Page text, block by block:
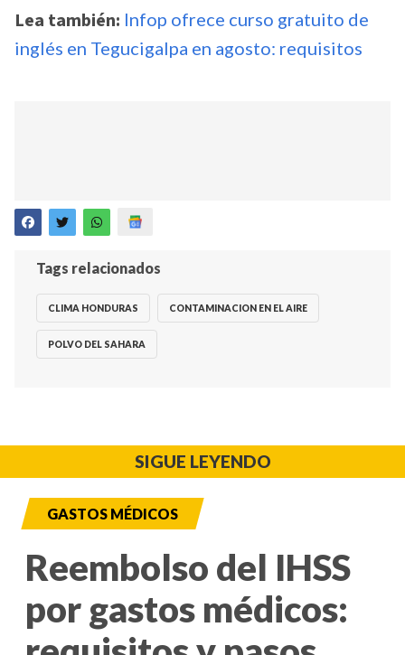
Lea también: Infop ofrece curso gratuito de
inglés en Tegucigalpa en agosto: requisitos
Tags relacionados
CLIMA HONDURAS CONTAMINACION EN EL AIRE
POLVO DEL SAHARA
SIGUE LEYENDO
GASTOS MÉDICOS
Reembolso del IHSS
por gastos médicos: